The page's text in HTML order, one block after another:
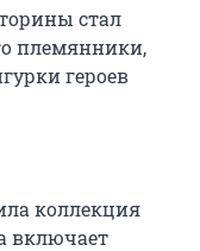
стал
племянники,
героев
коллекция
включает